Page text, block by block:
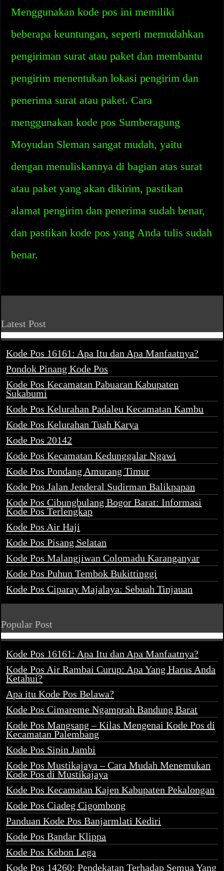
Menggunakan kode pos ini memiliki
beberapa keuntungan, seperti memudahkan
pengiriman surat atau paket dan membantu
pengirim menentukan lokasi pengirim dan
penerima surat atau paket. Cara
menggunakan kode pos Sumberagung
Moyudan Sleman sangat mudah, yaitu
dengan menuliskannya di bagian atas surat
atau paket yang akan dikirim, pastikan
alamat pengirim dan penerima sudah benar,
dan pastikan kode pos yang Anda tulis sudah
benar.
Latest Post
Kode Pos 16161: Apa Itu dan Apa Manfaatnya?
Pondok Pinang Kode Pos
Kode Pos Kecamatan Pabuaran Kabupaten
Sukabumi
Kode Pos Kelurahan Padaleu Kecamatan Kambu
Kode Pos Kelurahan Tuah Karya
Kode Pos 20142
Kode Pos Kecamatan Kedunggalar Ngawi
Kode Pos Pondang Amurang Timur
Kode Pos Jalan Jenderal Sudirman Balikpapan
Kode Pos Cibungbulang Bogor Barat: Informasi
Kode Pos Terlengkap
Kode Pos Air Haji
Kode Pos Pisang Selatan
Kode Pos Malangjiwan Colomadu Karanganyar
Kode Pos Puhun Tembok Bukittinggi
Kode Pos Ciparay Majalaya: Sebuah Tinjauan
Popular Post
Kode Pos 16161: Apa Itu dan Apa Manfaatnya?
Kode Pos Air Rambai Curup: Apa Yang Harus Anda
Ketahui?
Apa itu Kode Pos Belawa?
Kode Pos Cimareme Ngamprah Bandung Barat
Kode Pos Mangsang – Kilas Mengenai Kode Pos di
Kecamatan Palembang
Kode Pos Sipin Jambi
Kode Pos Mustikajaya – Cara Mudah Menemukan
Kode Pos di Mustikajaya
Kode Pos Kecamatan Kajen Kabupaten Pekalongan
Kode Pos Ciadeg Cigombong
Panduan Kode Pos Banjarmlati Kediri
Kode Pos Bandar Klippa
Kode Pos Kebon Lega
Kode Pos 14260: Pendekatan Terhadap Semua Yang